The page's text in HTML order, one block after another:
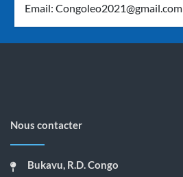
Email:Congoleo2021@gmail.com
Nous contacter
Bukavu, R.D. Congo